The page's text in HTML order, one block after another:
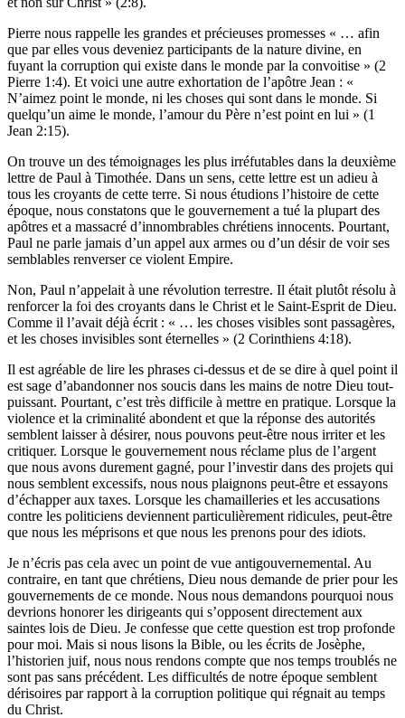
Pierre nous rappelle les grandes et précieuses promesses « … afin
que par elles vous deveniez participants de la nature divine, en
fuyant la corruption qui existe dans le monde par la convoitise » (2
Pierre 1:4). Et voici une autre exhortation de l’apôtre Jean : «
N’aimez point le monde, ni les choses qui sont dans le monde. Si
quelqu’un aime le monde, l’amour du Père n’est point en lui » (1
Jean 2:15).
On trouve un des témoignages les plus irréfutables dans la deuxième
lettre de Paul à Timothée. Dans un sens, cette lettre est un adieu à
tous les croyants de cette terre. Si nous étudions l’histoire de cette
époque, nous constatons que le gouvernement a tué la plupart des
apôtres et a massacré d’innombrables chrétiens innocents. Pourtant,
Paul ne parle jamais d’un appel aux armes ou d’un désir de voir ses
semblables renverser ce violent Empire.
Non, Paul n’appelait à une révolution terrestre. Il était plutôt résolu à
renforcer la foi des croyants dans le Christ et le Saint-Esprit de Dieu.
Comme il l’avait déjà écrit : « … les choses visibles sont passagères,
et les choses invisibles sont éternelles » (2 Corinthiens 4:18).
Il est agréable de lire les phrases ci-dessus et de se dire à quel point il
est sage d’abandonner nos soucis dans les mains de notre Dieu tout-
puissant. Pourtant, c’est très difficile à mettre en pratique. Lorsque la
violence et la criminalité abondent et que la réponse des autorités
semblent laisser à désirer, nous pouvons peut-être nous irriter et les
critiquer. Lorsque le gouvernement nous réclame plus de l’argent
que nous avons durement gagné, pour l’investir dans des projets qui
nous semblent excessifs, nous nous plaignons peut-être et essayons
d’échapper aux taxes. Lorsque les chamailleries et les accusations
contre les politiciens deviennent particulièrement ridicules, peut-être
que nous les méprisons et que nous les prenons pour des idiots.
Je n’écris pas cela avec un point de vue antigouvernemental. Au
contraire, en tant que chrétiens, Dieu nous demande de prier pour les
gouvernements de ce monde. Nous nous demandons pourquoi nous
devrions honorer les dirigeants qui s’opposent directement aux
saintes lois de Dieu. Je confesse que cette question est trop profonde
pour moi. Mais si nous lisons la Bible, ou les écrits de Josèphe,
l’historien juif, nous nous rendons compte que nos temps troublés ne
sont pas sans précédent. Les difficultés de notre époque semblent
dérisoires par rapport à la corruption politique qui régnait au temps
du Christ.